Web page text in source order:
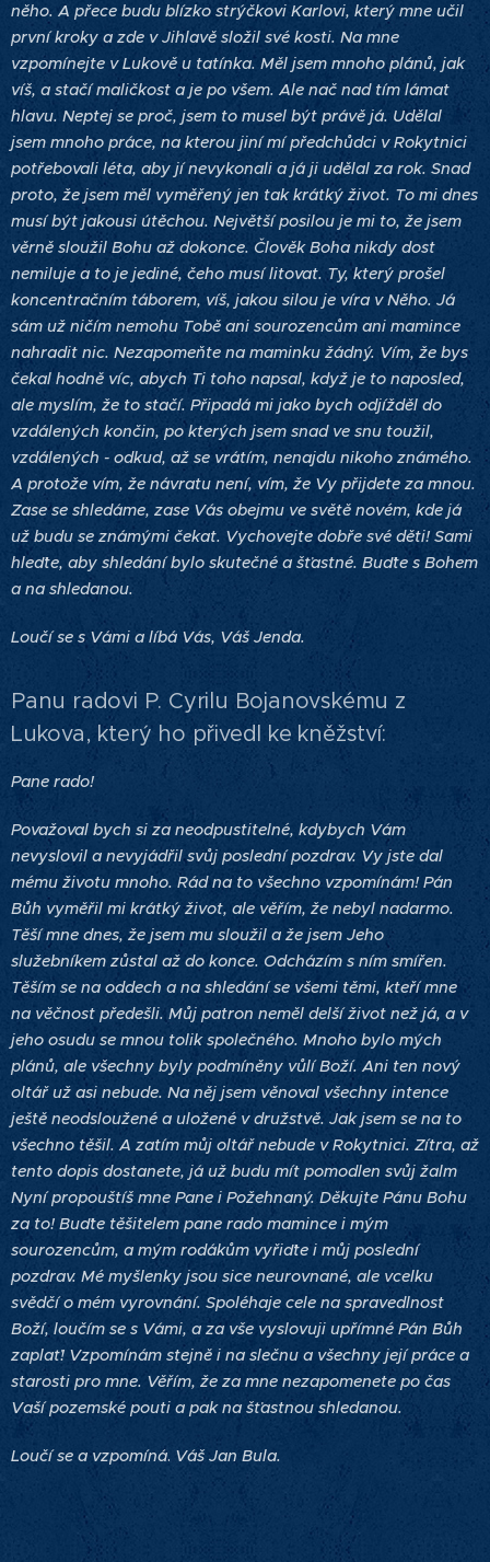
něho. A přece budu blízko strýčkovi Karlovi, který mne učil
první kroky a zde v Jihlavě složil své kosti. Na mne
vzpomínejte v Lukově u tatínka. Měl jsem mnoho plánů, jak
víš, a stačí maličkost a je po všem. Ale nač nad tím lámat
hlavu. Neptej se proč, jsem to musel být právě já. Udělal
jsem mnoho práce, na kterou jiní mí předchůdci v Rokytnici
potřebovali léta, aby jí nevykonali a já ji udělal za rok. Snad
proto, že jsem měl vyměřený jen tak krátký život. To mi dnes
musí být jakousi útěchou. Největší posilou je mi to, že jsem
věrně sloužil Bohu až dokonce. Člověk Boha nikdy dost
nemiluje a to je jediné, čeho musí litovat. Ty, který prošel
koncentračním táborem, víš, jakou silou je víra v Něho. Já
sám už ničím nemohu Tobě ani sourozencům ani mamince
nahradit nic. Nezapomeňte na maminku žádný. Vím, že bys
čekal hodně víc, abych Ti toho napsal, když je to naposled,
ale myslím, že to stačí. Připadá mi jako bych odjížděl do
vzdálených končin, po kterých jsem snad ve snu toužil,
vzdálených - odkud, až se vrátím, nenajdu nikoho známého.
A protože vím, že návratu není, vím, že Vy přijdete za mnou.
Zase se shledáme, zase Vás obejmu ve světě novém, kde já
už budu se známými čekat. Vychovejte dobře své děti! Sami
hleďte, aby shledání bylo skutečné a šťastné. Buďte s Bohem
a na shledanou.
Loučí se s Vámi a líbá Vás, Váš Jenda.
Panu radovi P. Cyrilu Bojanovskému z
Lukova, který ho přivedl ke kněžství:
Pane rado!
Považoval bych si za neodpustitelné, kdybych Vám
nevyslovil a nevyjádřil svůj poslední pozdrav. Vy jste dal
mému životu mnoho. Rád na to všechno vzpomínám! Pán
Bůh vyměřil mi krátký život, ale věřím, že nebyl nadarmo.
Těší mne dnes, že jsem mu sloužil a že jsem Jeho
služebníkem zůstal až do konce. Odcházím s ním smířen.
Těším se na oddech a na shledání se všemi těmi, kteří mne
na věčnost předešli. Můj patron neměl delší život než já, a v
jeho osudu se mnou tolik společného. Mnoho bylo mých
plánů, ale všechny byly podmíněny vůlí Boží. Ani ten nový
oltář už asi nebude. Na něj jsem věnoval všechny intence
ještě neodsloužené a uložené v družstvě. Jak jsem se na to
všechno těšil. A zatím můj oltář nebude v Rokytnici. Zítra, až
tento dopis dostanete, já už budu mít pomodlen svůj žalm
Nyní propouštíš mne Pane i Požehnaný. Děkujte Pánu Bohu
za to! Buďte těšitelem pane rado mamince i mým
sourozencům, a mým rodákům vyřiďte i můj poslední
pozdrav. Mé myšlenky jsou sice neurovnané, ale vcelku
svědčí o mém vyrovnání. Spoléhaje cele na spravedlnost
Boží, loučím se s Vámi, a za vše vyslovuji upřímné Pán Bůh
zaplať! Vzpomínám stejně i na slečnu a všechny její práce a
starosti pro mne. Věřím, že za mne nezapomenete po čas
Vaší pozemské pouti a pak na šťastnou shledanou.
Loučí se a vzpomíná. Váš Jan Bula.